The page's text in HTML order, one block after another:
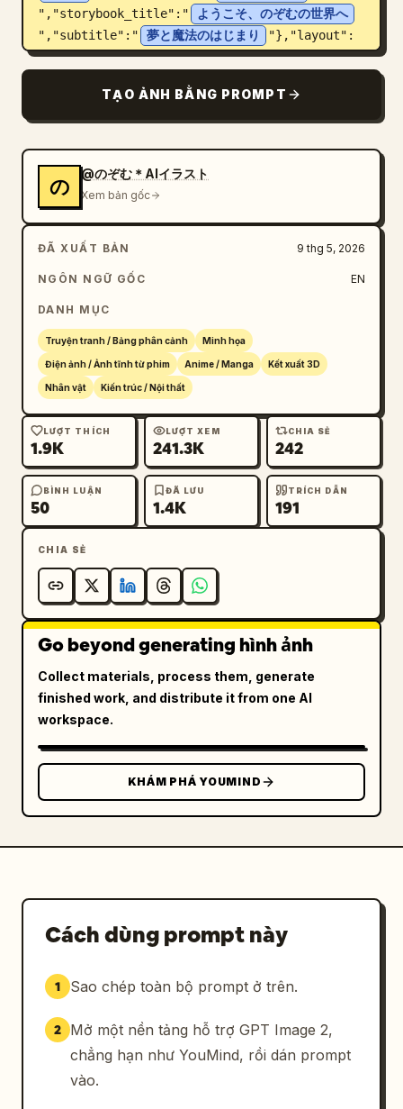
","storybook_title":"
ようこそ、のぞむの世界へ
","subtitle":"
夢と魔法のはじまり
"},"layout":
{"format":"hình ảnh dọc toàn trang đơn, tác
thực","discrete_labeled_text_areas_count":6,"
labeled_text_areas":[{"position":"biểu ngữ
ようこそ、のぞむの世界へ
と魔法のはじまり","style":"biển hiệu giấy da
màu kem với viền vỏ sò, hoa hồng, họa tiết
vàng"},{"position":"tấm bảng ở giữa bên
trái","text":"のぞむ","secondary_text":"やさし
くて、がんばりやさん。夢の中で、星たちとおはなしをす
trang trí công phu bao quanh bởi hoa hồng
đỏ"},{"position":"trang sách phía dưới bên
trái","text":"むかしむかし、あるところに のぞむと
いう女の子がいました。のぞむは、赤いドレスがだいす
き。夜になると、お月さまにそっとおはなしをしていまし
た。","style":"văn bản truyện tiếng Nhật được
in với chữ cái đầu trang trí lớn"},
{"position":"thẻ chương đứng ở giữa bên
phải","text":"第1章 のぞむと 赤いドレスの
夜","secondary_text":"お月さまが見ていた、小さな
約束。","style":"thẻ khung đứng với hoa hồng
và ruy băng"},{"position":"trang sách phía
dưới bên phải","text":"『いつか、だれかの心をあ
たためて笑わせるような、すてきなことがしたいな』その
夢を、星たちはきらきらと見守っていまし
た。","style":"trang giấy màu kem in với họa
{"position":"nhãn ruy băng ở giữa phía
dưới","text":"のぞむのものがたり","style":"biểu
ngữ ruy băng đỏ uốn cong dọc theo cạnh dưới
của cuốn sách đang
mở"}],"pop_up_elements_count":10,"pop_up_elem
ents":["nhân vật công chúa trung tâm trong
chiếc váy đỏ","vòm trời đêm trăng sao lớn
bên trái","cầu thang/lối đi bằng giấy nhiều
với hoa hồng gần ghế sofa","minh họa xe bí
đỏ thu nhỏ ở trang dưới bên trái","các cụm
nơi"],"background_props_count":5,"background_
props":["đèn lồng hoặc nến thắp sáng ở bên
trái","cuốn sách cổ hoặc bìa đóng khung ở
TẠO ẢNH BẰNG PROMPT
の
@のぞむ＊AIイラスト
Xem bản gốc
ĐÃ XUẤT BẢN 9 thg 5, 2026
NGÔN NGỮ GỐC EN
DANH MỤC
Truyện tranh / Bảng phân cảnh Minh họa
Điện ảnh / Ảnh tĩnh từ phim Anime / Manga Kết xuất 3D
Nhân vật Kiến trúc / Nội thất
LƯỢT THÍCH
1.9K
LƯỢT XEM
241.3K
CHIA SẺ
242
BÌNH LUẬN
50
ĐÃ LƯU
1.4K
TRÍCH DẪN
191
CHIA SẺ
Go beyond generating hình ảnh
Collect materials, process them, generate
finished work, and distribute it from one AI
workspace.
KHÁM PHÁ YOUMIND
Cách dùng prompt này
1 Sao chép toàn bộ prompt ở trên.
2
Mở một nền tảng hỗ trợ GPT Image 2,
chẳng hạn như YouMind, rồi dán prompt
vào.